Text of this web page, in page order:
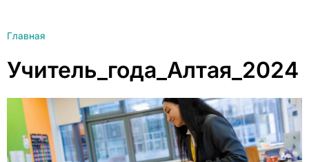
Главная
Учитель_года_Алтая_2024